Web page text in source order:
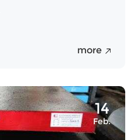
more
14
Feb.